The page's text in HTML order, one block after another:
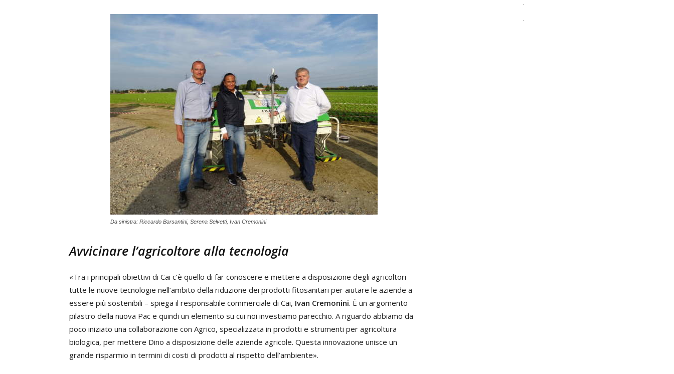
Da sinistra: Riccardo Barsantini, Serena Selvetti, Ivan Cremonini
Avvicinare l’agricoltore alla tecnologia
«Tra i principali obiettivi di Cai c’è quello di far conoscere e mettere a disposizione degli agricoltori
tutte le nuove tecnologie nell’ambito della riduzione dei prodotti fitosanitari per aiutare le aziende a
essere più sostenibili – spiega il responsabile commerciale di Cai, Ivan Cremonini. È un argomento
pilastro della nuova Pac e quindi un elemento su cui noi investiamo parecchio. A riguardo abbiamo da
poco iniziato una collaborazione con Agrico, specializzata in prodotti e strumenti per agricoltura
biologica, per mettere Dino a disposizione delle aziende agricole. Questa innovazione unisce un
grande risparmio in termini di costi di prodotti al rispetto dell’ambiente».